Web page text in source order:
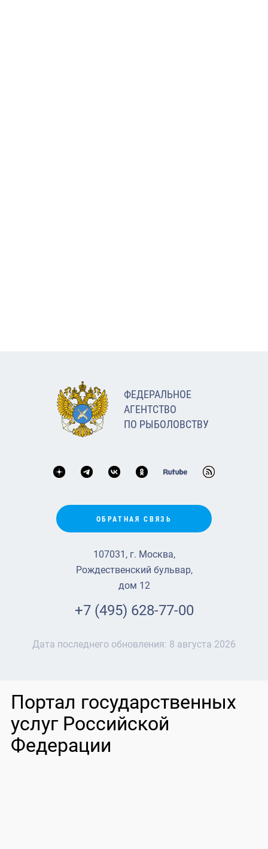
ФЕДЕРАЛЬНОЕ
АГЕНТСТВО
ПО РЫБОЛОВСТВУ
ОБРАТНАЯ СВЯЗЬ
107031, г. Москва,
Рождественский бульвар,
дом 12
+7 (495) 628-77-00
Дата последнего обновления: 8 августа 2026
Портал государственных
услуг Российской
Федерации